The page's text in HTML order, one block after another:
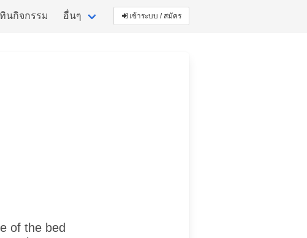
นกิจกรรม อื่นๆ เข้าระบบ / สมัคร
of the bed